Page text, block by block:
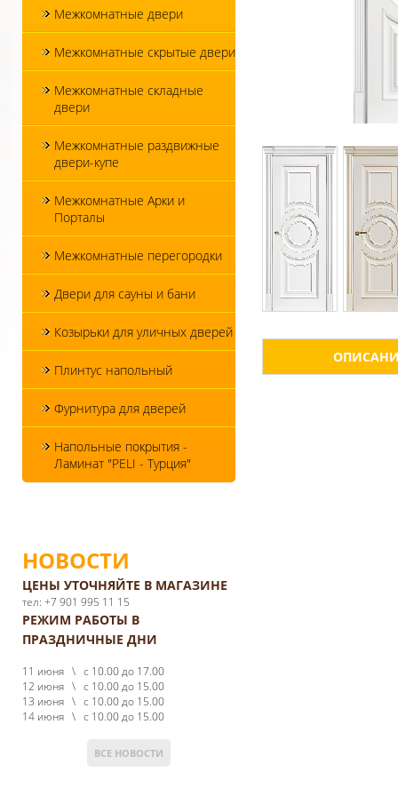
Межкомнатные двери
Межкомнатные скрытые двери
Межкомнатные складные
двери
Межкомнатные раздвижные
двери-купе
Межкомнатные Арки и
Порталы
Межкомнатные перегородки
Двери для сауны и бани
Козырьки для уличных дверей
Плинтус напольный
Фурнитура для дверей
Напольные покрытия -
Ламинат "PELI - Турция"
НОВОСТИ
ЦЕНЫ УТОЧНЯЙТЕ В МАГАЗИНЕ
тел: +7 901 995 11 15
РЕЖИМ РАБОТЫ В
ПРАЗДНИЧНЫЕ ДНИ
11 июня \ с 10.00 до 17.00
12 июня \ с 10.00 до 15.00
13 июня \ с 10.00 до 15.00
14 июня \ с 10.00 до 15.00
ВСЕ НОВОСТИ